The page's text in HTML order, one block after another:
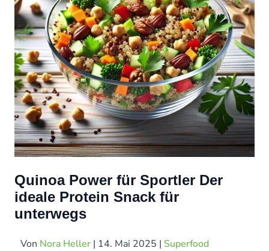
Quinoa Power für Sportler Der
ideale Protein Snack für
unterwegs
Von Nora Heller | 14. Mai 2025 | Superfood